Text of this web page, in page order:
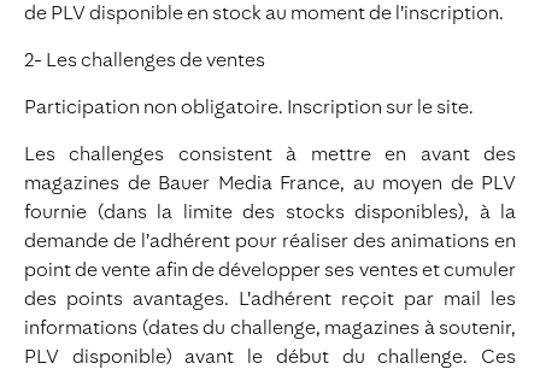
de PLV disponible en stock au moment de l’inscription.
2- Les challenges de ventes
Participation non obligatoire. Inscription sur le site.
Les challenges consistent à mettre en avant des
magazines de Bauer Media France, au moyen de PLV
fournie (dans la limite des stocks disponibles), à la
demande de l’adhérent pour réaliser des animations en
point de vente afin de développer ses ventes et cumuler
des points avantages. L’adhérent reçoit par mail les
informations (dates du challenge, magazines à soutenir,
PLV disponible) avant le début du challenge. Ces